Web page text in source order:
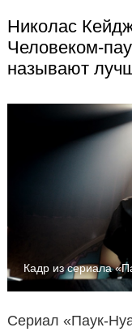
Николас
Человеком-
называют
Кадр из сериала
Сериал «Паук-